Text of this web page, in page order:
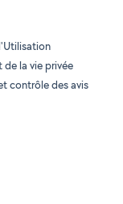
la vie privée
contrôle des avis